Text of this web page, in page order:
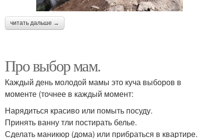
читать дальше →
Про выбор мам.
Каждый день молодой мамы это куча выборов в
моменте (точнее в каждый момент:
Нарядиться красиво или помыть посуду.
Принять ванну тли постирать белье.
Сделать маникюр (дома) или прибраться в квартире.